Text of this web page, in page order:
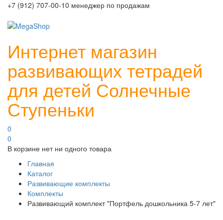
+7 (912) 707-00-10 менеджер по продажам
Интернет магазин
развивающих тетрадей
для детей Солнечные
Ступеньки
0
0
В корзине нет ни одного товара
Главная
Каталог
Развивающие комплекты
Комплекты
Развивающий комплект "Портфель дошкольника 5-7 лет"